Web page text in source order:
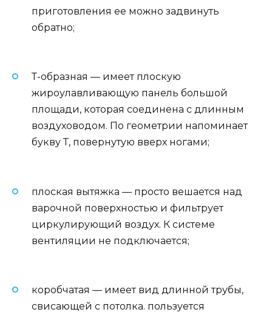
приготовления ее можно задвинуть
обратно;
Т-образная — имеет плоскую
жироулавливающую панель большой
площади, которая соединена с длинным
воздуховодом. По геометрии напоминает
букву Т, повернутую вверх ногами;
плоская вытяжка — просто вешается над
варочной поверхностью и фильтрует
циркулирующий воздух. К системе
вентиляции не подключается;
коробчатая — имеет вид длинной трубы,
свисающей с потолка. пользуется